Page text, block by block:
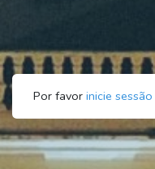
Por favor inicie sessão